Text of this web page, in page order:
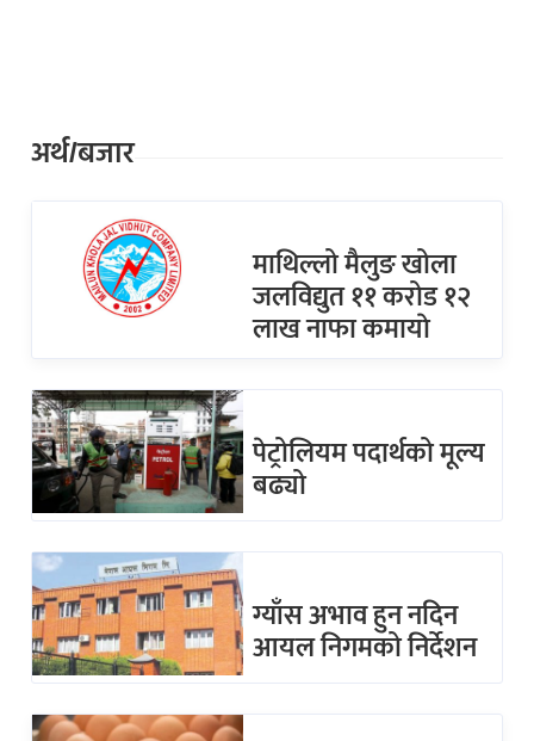
अर्थ/बजार
माथिल्लो मैलुङ खोला
जलविद्युत ११ करोड १२
लाख नाफा कमायाे
पेट्रोलियम पदार्थको मूल्य
बढ्यो
ग्याँस अभाव हुन नदिन
आयल निगमको निर्देशन